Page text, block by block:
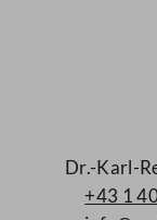
Dr.-Karl-
+43 1